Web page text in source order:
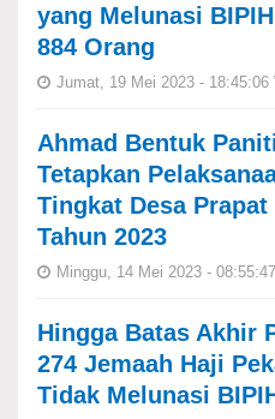
yang Melunasi
884 Orang
Jumat, 19 Mei 2023 - 18:45:06
Ahmad Bentuk
Tetapkan
Tingkat Desa Prapat
Tahun 2023
Minggu, 14 Mei 2023 -
Hingga Batas Akhir
274 Jemaah Haji
Tidak Melunasi